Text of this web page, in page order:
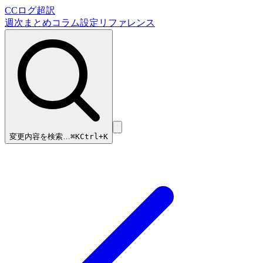
CCログ超訳
週次まとめコラム設定リファレンス
変更内容を検索…⌘KCtrl+K